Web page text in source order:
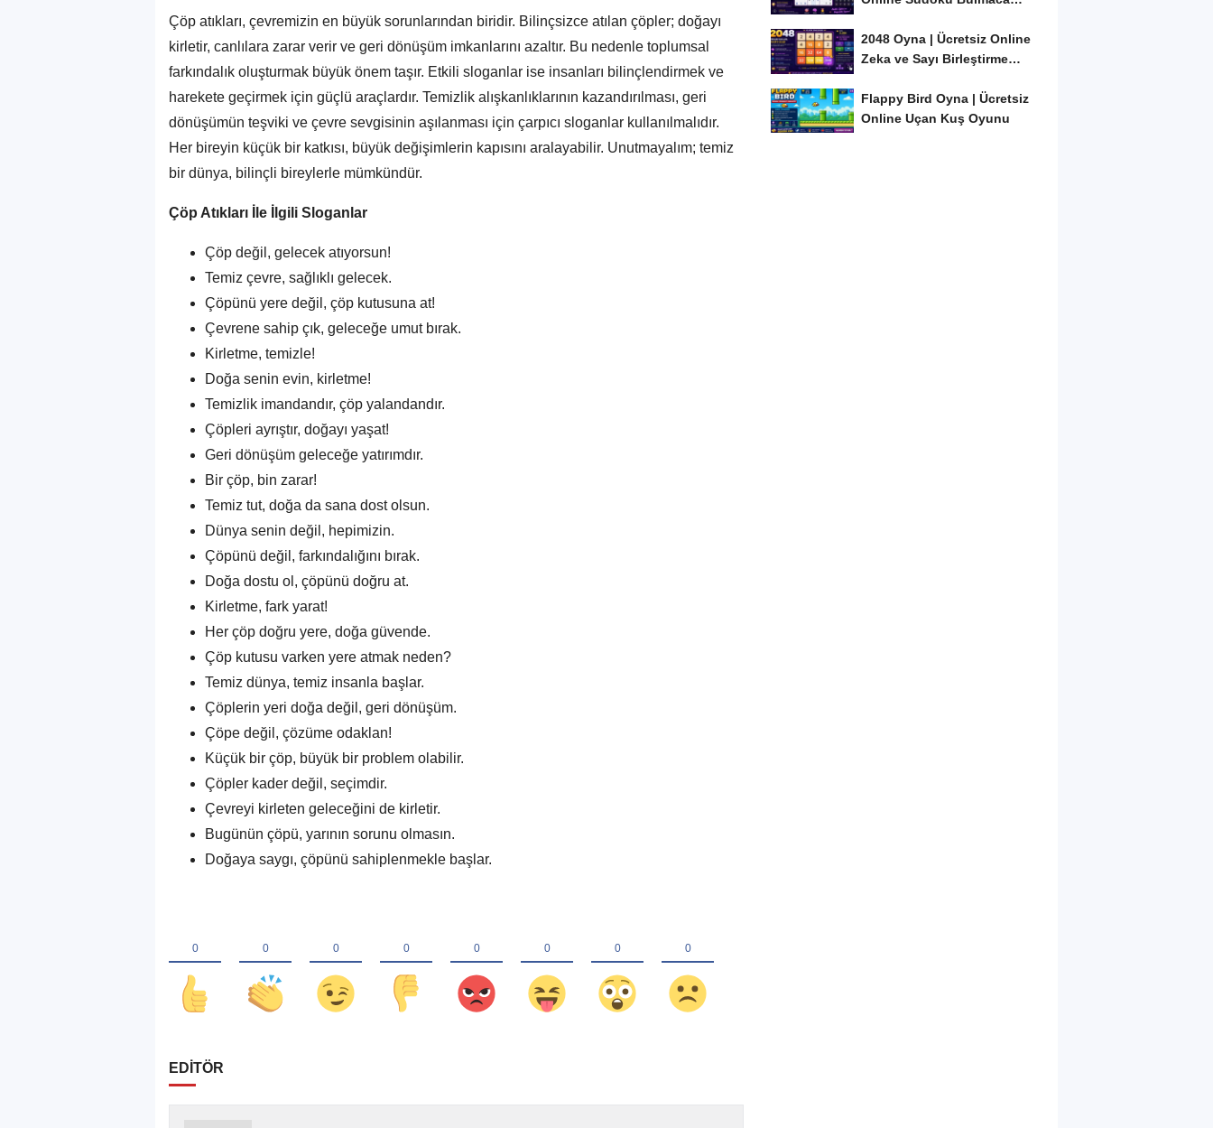
Çöp atıkları, çevremizin en büyük sorunlarından biridir. Bilinçsizce atılan çöpler; doğayı
kirletir, canlılara zarar verir ve geri dönüşüm imkanlarını azaltır. Bu nedenle toplumsal
farkındalık oluşturmak büyük önem taşır. Etkili sloganlar ise insanları bilinçlendirmek ve
harekete geçirmek için güçlü araçlardır. Temizlik alışkanlıklarının kazandırılması, geri
dönüşümün teşviki ve çevre sevgisinin aşılanması için çarpıcı sloganlar kullanılmalıdır.
Her bireyin küçük bir katkısı, büyük değişimlerin kapısını aralayabilir. Unutmayalım; temiz
bir dünya, bilinçli bireylerle mümkündür.
Çöp Atıkları İle İlgili Sloganlar
Çöp değil, gelecek atıyorsun!
Temiz çevre, sağlıklı gelecek.
Çöpünü yere değil, çöp kutusuna at!
Çevrene sahip çık, geleceğe umut bırak.
Kirletme, temizle!
Doğa senin evin, kirletme!
Temizlik imandandır, çöp yalandandır.
Çöpleri ayrıştır, doğayı yaşat!
Geri dönüşüm geleceğe yatırımdır.
Bir çöp, bin zarar!
Temiz tut, doğa da sana dost olsun.
Dünya senin değil, hepimizin.
Çöpünü değil, farkındalığını bırak.
Doğa dostu ol, çöpünü doğru at.
Kirletme, fark yarat!
Her çöp doğru yere, doğa güvende.
Çöp kutusu varken yere atmak neden?
Temiz dünya, temiz insanla başlar.
Çöplerin yeri doğa değil, geri dönüşüm.
Çöpe değil, çözüme odaklan!
Küçük bir çöp, büyük bir problem olabilir.
Çöpler kader değil, seçimdir.
Çevreyi kirleten geleceğini de kirletir.
Bugünün çöpü, yarının sorunu olmasın.
Doğaya saygı, çöpünü sahiplenmekle başlar.
EDİTÖR
2048 Oyna | Ücretsiz Online
Zeka ve Sayı Birleştirme
Flappy Bird Oyna | Ücretsiz
Online Uçan Kuş Oyunu